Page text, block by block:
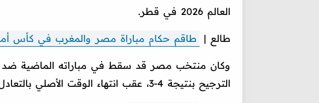
العالم 2026 في قطر.
طالع | طاقم حكام مباراة مصر والمغرب في كأس أمم
وكان منتخب مصر قد سقط في مباراته الماضية ضد
الترجيح بنتيجة 4-3، عقب انتهاء الوقت الأصلي بالتعادل السلبي.